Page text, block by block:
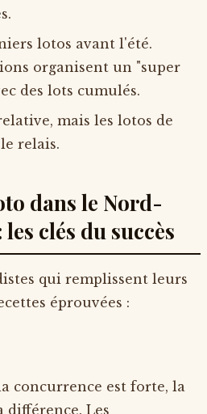
lotos avant l'été.
organisent un "super
des lots cumulés.
mais les lotos de
relais.
dans le Nord-
clés du succès
qui remplissent leurs
éprouvées :
concurrence est forte, la
différence. Les